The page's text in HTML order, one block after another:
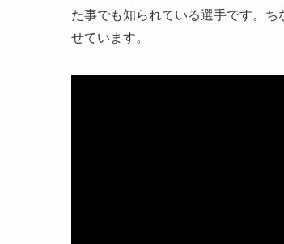
た事でも知られている選手です。
せています。